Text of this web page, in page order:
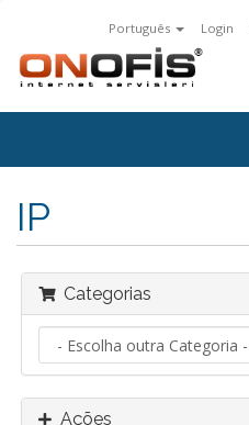
Português Login
IP
Categorias
Ações